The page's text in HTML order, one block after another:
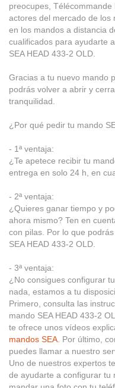
preocupes,
actores del mercado de los
en los mandos a distancia
cualificados para ayudarte
SEA HEAD 433-2 OLD.
Gracias a tu nuevo mando
podrás volver a abrir y
tranquilidad.
¿Por qué pedir tu mando
- 1ª ventaja:
¿Te apetece recibir tu
entrega en solo 24 h, en
- 2ª ventaja:
¿Quieres ganar tiempo y
ahora mismo? Ten en
con pilas. Por lo que
SEA HEAD 433-2 OLD.
- 3ª ventaja:
¿No consigues configurar
nada, estamos a tu
Primero, consulta las
mando SEA HEAD 433-2
te ofrece unos vídeos
mandos SEA. Por último,
puedes llamar a nuestro
Uno de nuestros expertos
de ayudarte a configurar tu